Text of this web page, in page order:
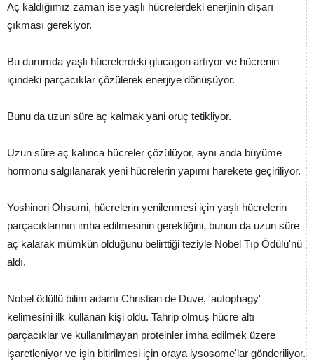
Aç kaldığımız zaman ise yaşlı hücrelerdeki enerjinin dışarı
çıkması gerekiyor.
Bu durumda yaşlı hücrelerdeki glucagon artıyor ve hücrenin
içindeki parçacıklar çözülerek enerjiye dönüşüyor.
Bunu da uzun süre aç kalmak yani oruç tetikliyor.
Uzun süre aç kalınca hücreler çözülüyor, aynı anda büyüme
hormonu salgılanarak yeni hücrelerin yapımı harekete geçiriliyor.
Yoshinori Ohsumi, hücrelerin yenilenmesi için yaşlı hücrelerin
parçacıklarının imha edilmesinin gerektiğini, bunun da uzun süre
aç kalarak mümkün olduğunu belirttiği teziyle Nobel Tıp Ödülü'nü
aldı.
Nobel ödüllü bilim adamı Christian de Duve, 'autophagy'
kelimesini ilk kullanan kişi oldu. Tahrip olmuş hücre altı
parçacıklar ve kullanılmayan proteinler imha edilmek üzere
işaretleniyor ve işin bitirilmesi için oraya lysosome'lar gönderiliyor.